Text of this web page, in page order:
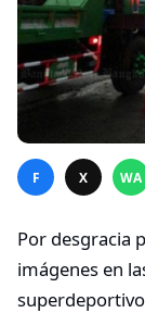
F X WA
Por desgracia
imágenes en